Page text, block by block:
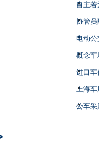
自主
协管员
电动
概念车
进口车
上海车
公车采